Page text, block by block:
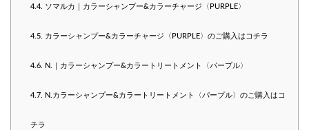
4.4. ソマルカ｜カラーシャンプー&カラーチャージ〈PURPLE〉
4.5. カラーシャンプー&カラーチャージ〈PURPLE〉のご購入はコチラ
4.6. N.｜カラーシャンプー&カラートリートメント〈パープル〉
4.7. N.カラーシャンプー&カラートリートメント〈パープル〉のご購入はコ
チラ